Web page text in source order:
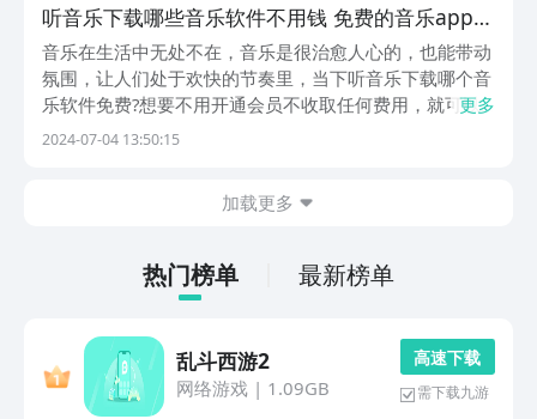
听音乐下载哪些音乐软件不用钱 免费的音乐app下
载
音乐在生活中无处不在，音乐是很治愈人心的，也能带动
氛围，让人们处于欢快的节奏里，当下听音乐下载哪个音
乐软件免费?想要不用开通会员不收取任何费用，就可以
听各种各样的音乐软件，可按照以下小编介绍的这几款来
更多
2024-07-04 13:50:15
加载更多
热门榜单 最新榜单
乱斗西游2
网络游戏| 1.09GB
高 速 下 载
需下载九游